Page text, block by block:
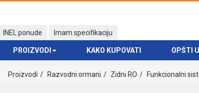
INEL ponude
Imam specifikaciju
PROIZVODI KAKO KUPOVATI OPŠTI
Proizvodi Razvodni ormani Zidni RO Funkcionalni